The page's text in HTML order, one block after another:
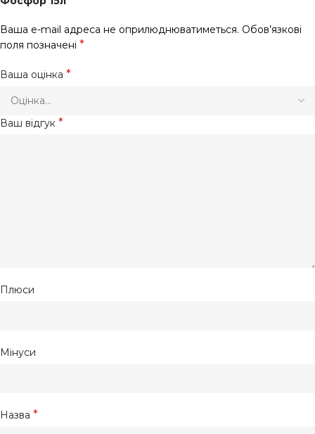
Ваша e-mail адреса не оприлюднюватиметься. Обов’язкові
поля позначені *
Ваша оцінка *
Ваш відгук *
Плюси
Мінуси
Назва *